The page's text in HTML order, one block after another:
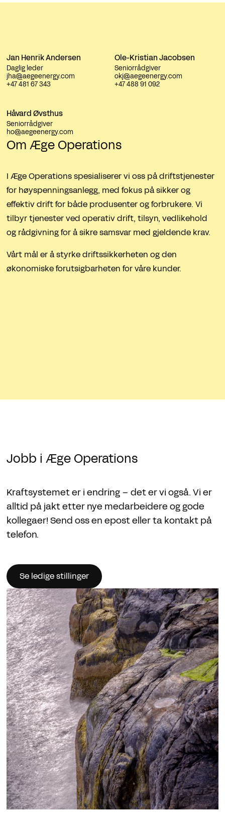
Jan Henrik Andersen
Daglig leder
jha@aegeenergy.com
+47 481 67 343
Ole-Kristian Jacobsen
Seniorrådgiver
okj@aegeenergy.com
+47 488 91 092
Håvard Øvsthus
Seniorrådgiver
ho@aegeenergy.com
Om Æge Operations
I Æge Operations spesialiserer vi oss på driftstjenester
for høyspenningsanlegg, med fokus på sikker og
effektiv drift for både produsenter og forbrukere. Vi
tilbyr tjenester ved operativ drift, tilsyn, vedlikehold
og rådgivning for å sikre samsvar med gjeldende krav.
Vårt mål er å styrke driftssikkerheten og den
økonomiske forutsigbarheten for våre kunder.
Jobb i Æge Operations
Kraftsystemet er i endring – det er vi også. Vi er
alltid på jakt etter nye medarbeidere og gode
kollegaer! Send oss en epost eller ta kontakt på
telefon.
Se ledige stillinger